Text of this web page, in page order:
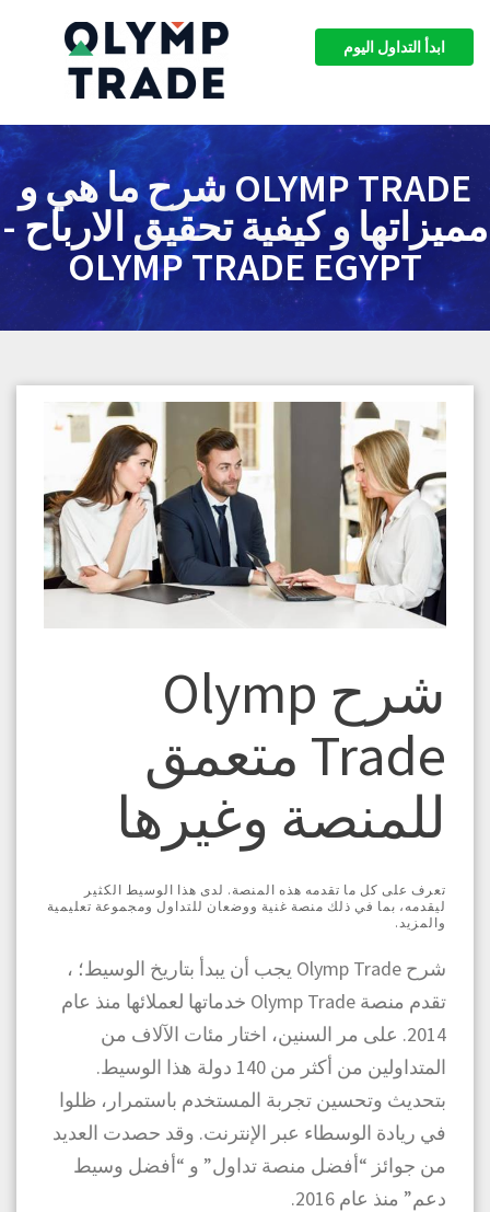
ابدأ التداول اليوم
OLYMP TRADE شرح ما هي و
مميزاتها و كيفية تحقيق الارباح -
OLYMP TRADE EGYPT
شرح Olymp
Trade متعمق
للمنصة وغيرها
تعرف على كل ما تقدمه هذه المنصة. لدى هذا الوسيط الكثير
ليقدمه، بما في ذلك منصة غنية ووضعان للتداول ومجموعة تعليمية
والمزيد.
شرح Olymp Trade يجب أن يبدأ بتاريخ الوسيط؛ ،
تقدم منصة Olymp Trade خدماتها لعملائها منذ عام
2014. على مر السنين، اختار مئات الآلاف من
المتداولين من أكثر من 140 دولة هذا الوسيط.
بتحديث وتحسين تجربة المستخدم باستمرار، ظلوا
في ريادة الوسطاء عبر الإنترنت. وقد حصدت العديد
من جوائز “أفضل منصة تداول” و “أفضل وسيط
دعم” منذ عام 2016.